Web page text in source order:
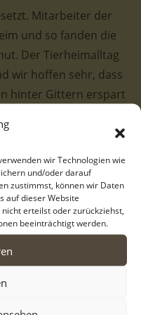
wir Technologien wie
und/oder darauf
zustimmst, können wir Daten
auf dieser Website
erteilst oder zurückziehst,
beeinträchtigt werden.
Mitarbeiter der
und so fanden die
Der Tierheimalltag
wir hoffen sehr, dass
hinter Gittern erspart
Capper einen nahezu
weißer Streifen auf
zu einem
Unsere
aufgeschlossen, lieb
Zeit für jeden
Streicheleinheiten